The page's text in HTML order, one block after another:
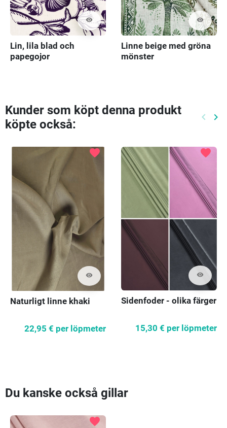
visibility
Lin, lila blad och
papegojor
visibility
Linne beige med gröna
mönster
Kunder som köpt denna produkt
köpte också:
keyboard_arrow_left keyboard_arrow_right
visibility
favorite
Naturligt linne khaki
22,95 € per löpmeter
visibility
favorite
Sidenfoder - olika färger
15,30 € per löpmeter
Du kanske också gillar
favorite